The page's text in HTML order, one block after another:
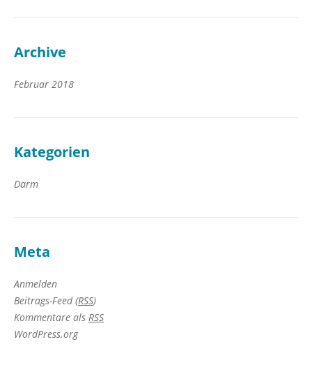
Archive
Februar 2018
Kategorien
Darm
Meta
Anmelden
Beitrags-Feed (RSS)
Kommentare als RSS
WordPress.org